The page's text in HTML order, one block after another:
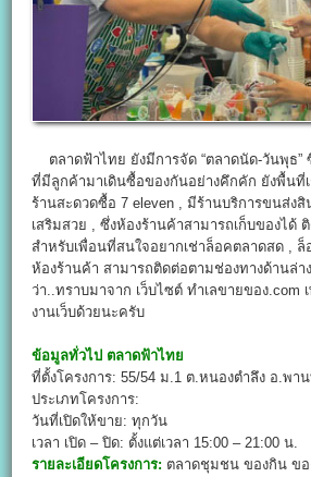
ตลาดฟ้าไทย ยังมีการจัด “ตลาดนัด-วันพุธ”
ที่มีลูกค้ามาเดินซื้อของกันอย่างคึกคัก ยังพื้นที่
ร้านสะดวดซื้อ 7 eleven , มีร้านบริการขนส่ง
เสริมสวย , ซึ่งห้องร้านค้าสามารถเก็บของได้
สำหรับเพื่อนที่สนใจอยากเช่าล็อคตลาดสด ,
ห้องร้านค้า สามารถติดต่อตามช่องทางด้านล่า
ว่า..ทราบมาจาก เว็บไซต์ ทำเลขายของ.com
งานเว็บด้วยนะครับ
ข้อมูลทั่วไป ตลาดฟ้าไทย
ที่ตั้งโครงการ: 55/54 ม.1 ต.หนองตำลึง อ.พา
ประเภทโครงการ:
วันที่เปิดให้ขาย: ทุกวัน
เวลา เปิด – ปิด: ตั้งแต่เวลา 15:00 – 21:00 น.
รายละเอียดโครงการ: ตลาดชุมชน ของกิน ข